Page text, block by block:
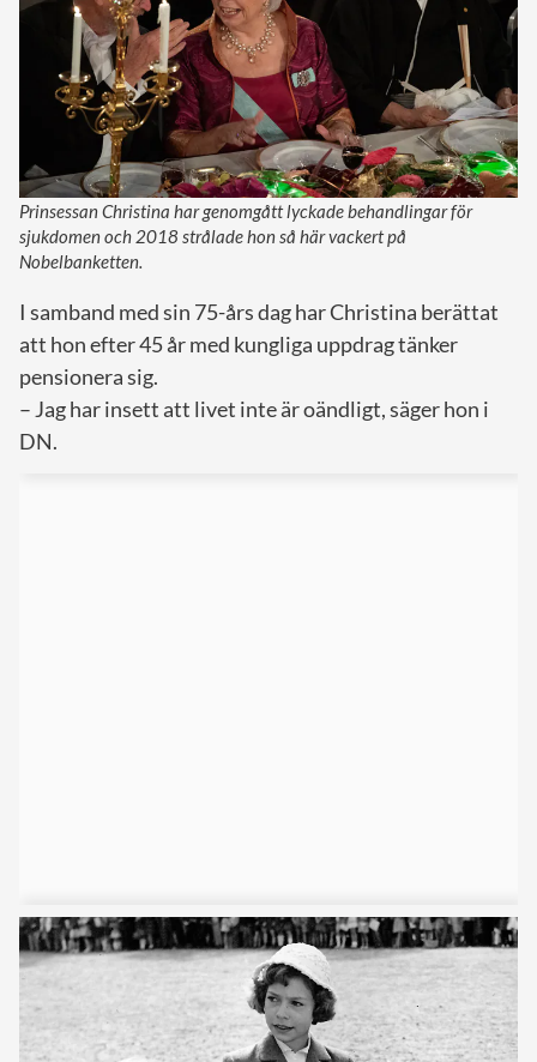
Prinsessan Christina har genomgått lyckade behandlingar för
sjukdomen och 2018 strålade hon så här vackert på
Nobelbanketten.
I samband med sin 75-års dag har Christina berättat
att hon efter 45 år med kungliga uppdrag tänker
pensionera sig.
– Jag har insett att livet inte är oändligt, säger hon i
DN.